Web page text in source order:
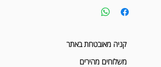
קניה מאובטחת באתר
משלוחים מהירים